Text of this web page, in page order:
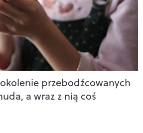
przebodźcowanych
a wraz z nią coś